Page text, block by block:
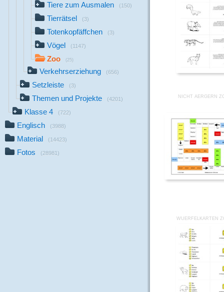
Tiere zum Ausmalen (150)
Tierrätsel (3)
Totenkopfäffchen (3)
Vögel (1147)
Zoo (25)
Verkehrserziehung (656)
Setzleiste (3)
Themen und Projekte (4201)
Klasse 4 (722)
Englisch (3988)
Material (14423)
Fotos (28981)
NICHT AERGERN
WUERFELKARTEN